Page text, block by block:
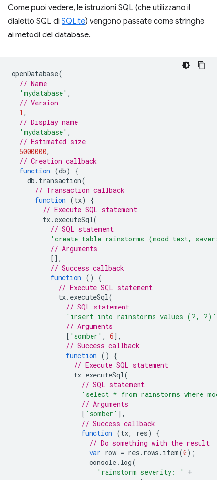
Come puoi vedere, le istruzioni SQL (che utilizzano il
dialetto SQL di SQLite) vengono passate come stringhe
ai metodi del database.
openDatabase(
// Name
'mydatabase' ,
// Version
1 ,
// Display name
'mydatabase' ,
// Estimated size
5000000,
// Creation callback
function (db)
{
db . transaction(
// Transaction callback
function (tx)
{
// Execute SQL statement
tx. executeSql(
// SQL statement
'create table rainstorms (mood text,
// Arguments
[],
// Success callback
function ()
{
// Execute SQL statement
tx. executeSql(
// SQL statement
'insert into rainstorms values (?, ?)'
// Arguments
[ 'somber' , 6],
// Success callback
function ()
{
// Execute SQL statement
tx. executeSql(
// SQL statement
'select * from rainstorms where
// Arguments
[ 'somber' ],
// Success callback
function (tx, res)
{
// Do something with the result
var row = res . rows . item(0);
console. log(
'rainstorm severity: '
+